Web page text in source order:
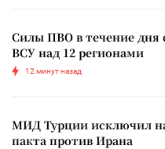
Силы ПВО в течение дня
ВСУ над 12 регионами
12 минут назад
МИД Турции исключил
пакта против Ирана